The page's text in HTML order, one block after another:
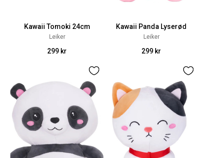
Kawaii Tomoki 24cm
Leiker
299 kr
Kawaii Panda Lyserød
Leiker
299 kr